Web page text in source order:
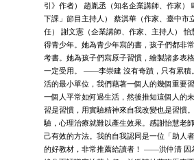
引》作者） 趙胤丞（知名企業講師、作家）
下課」節目主持人） 蔡淇華（作家、臺中市
任） 謝文憲（企業講師、作家、主持人） 怡
得青少年。她為青少年寫的書，孩子們都非
考書。她為孩子們寫原子習慣，繪製諸多表
一定受用。 ——李崇建 沒有奇蹟，只有累積
活的最小單位，我們藉著一個人的幾個重要
一個人平常如何過生活，然後推知這個人的
習是習慣，用實驗精神來自我改變也是習慣
驗，心理治療就難以產生效果。感謝怡慧老
己有效的方法。我的自我認同是一位「助人
的好教材，非常推薦給讀者！ ——洪仲清 因